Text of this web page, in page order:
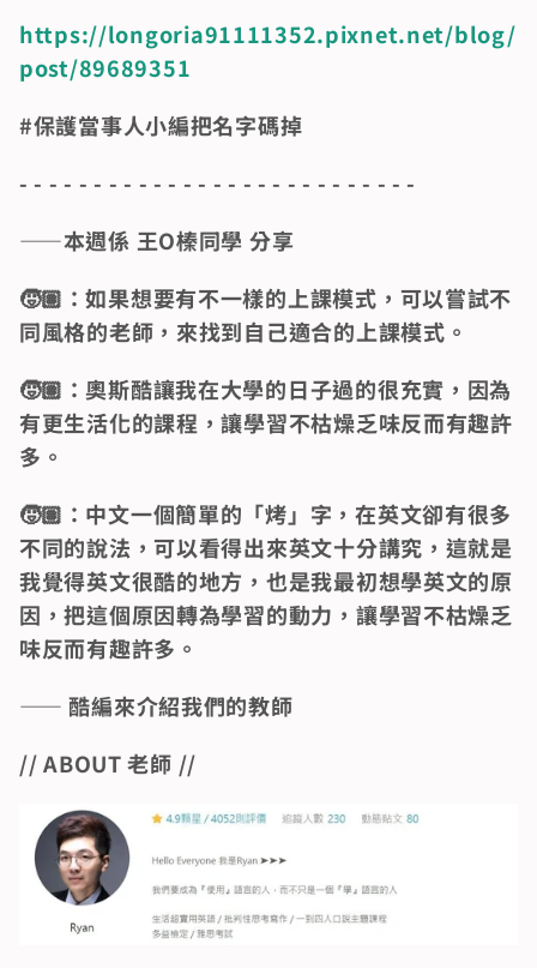
https://longoria91111352.pixnet.net/blog/
post/89689351
#保護當事人小編把名字碼掉
- - - - - - - - - - - - - - - - - - - - - - - - - - -
——本週係 王O榛同學 分享
🧒🏽：如果想要有不一樣的上課模式，可以嘗試不
同風格的老師，來找到自己適合的上課模式。
🧒🏽：奧斯酷讓我在大學的日子過的很充實，因為
有更生活化的課程，讓學習不枯燥乏味反而有趣許
多。
🧒🏽：中文一個簡單的「烤」字，在英文卻有很多
不同的說法，可以看得出來英文十分講究，這就是
我覺得英文很酷的地方，也是我最初想學英文的原
因，把這個原因轉為學習的動力，讓學習不枯燥乏
味反而有趣許多。
—— 酷編來介紹我們的教師
// ABOUT 老師 //